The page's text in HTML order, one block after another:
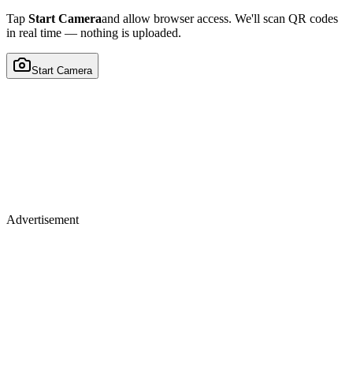
Tap Start Cameraand allow browser access. We'll scan QR codes
in real time — nothing is uploaded.
Start Camera
Advertisement